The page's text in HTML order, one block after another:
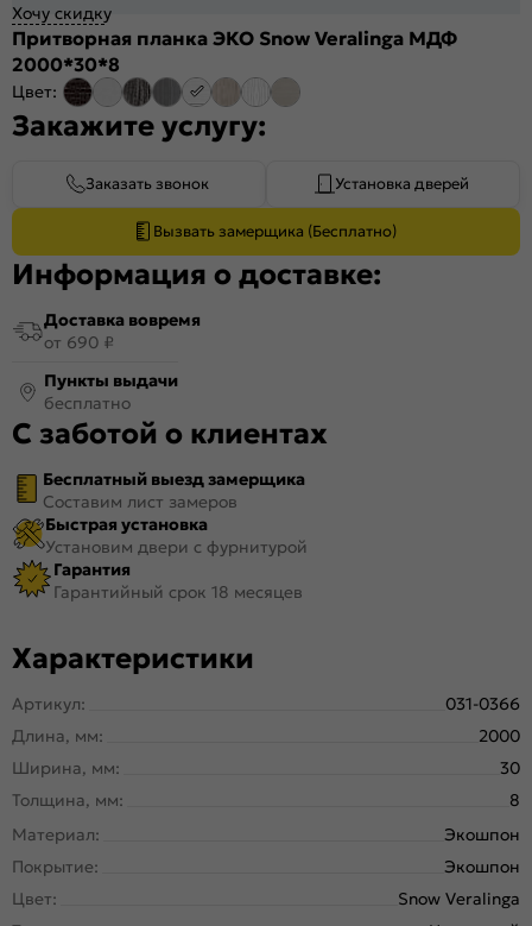
Хочу скидку
Притворная планка ЭКО Snow Veralinga МДФ
2000*30*8
Цвет:
Закажите услугу:
Заказать звонок Установка дверей
Вызвать замерщика (Бесплатно)
Информация о доставке:
Доставка вовремя
от 690 ₽
Пункты выдачи
бесплатно
С заботой о клиентах
Бесплатный выезд замерщика
Составим лист замеров
Быстрая установка
Установим двери с фурнитурой
Гарантия
Гарантийный срок 18 месяцев
Характеристики
Артикул:
031-0366
Длина, мм:
2000
Ширина, мм:
30
Толщина, мм:
8
Материал:
Экошпон
Покрытие:
Экошпон
Цвет:
Snow Veralinga